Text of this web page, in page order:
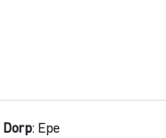
Dorp: Epe